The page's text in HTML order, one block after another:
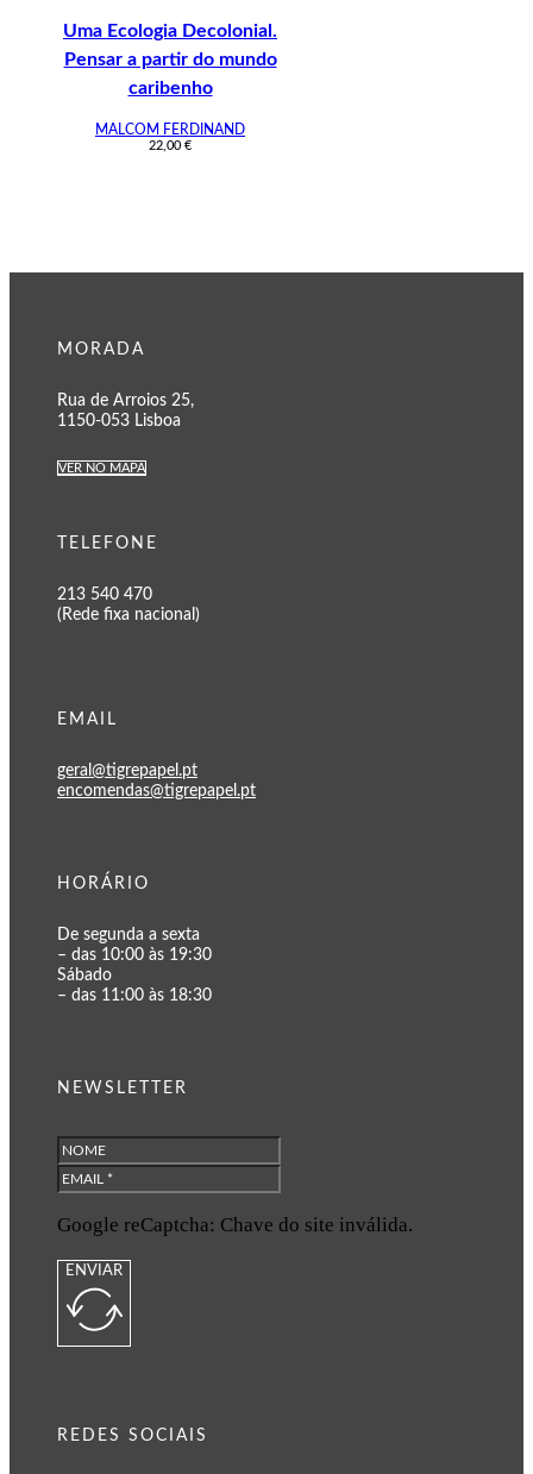
Uma Ecologia Decolonial.
Pensar a partir do mundo
caribenho
MALCOM FERDINAND
22,00 €
MORADA
Rua de Arroios 25,
1150-053 Lisboa
VER NO MAPA
TELEFONE
213 540 470
(Rede fixa nacional)
EMAIL
geral@tigrepapel.pt
encomendas@tigrepapel.pt
HORÁRIO
De segunda a sexta
– das 10:00 às 19:30
Sábado
– das 11:00 às 18:30
NEWSLETTER
Google reCaptcha: Chave do site inválida.
ENVIAR
REDES SOCIAIS